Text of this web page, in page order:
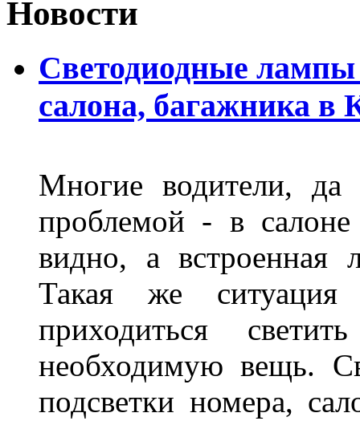
Новости
Светодиодные лампы
салона, багажника в
Многие водители, да
проблемой - в
видно, а встроенная
Такая же
приходиться
необходимую вещь.
подсветки номера,